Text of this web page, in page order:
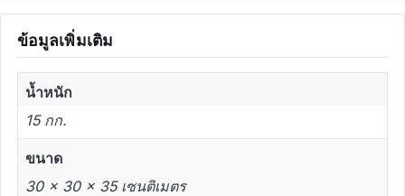
ข้อมูลเพิ่มเติม
น้ำหนัก
15 กก.
ขนาด
30 × 30 × 35 เซนติเมตร